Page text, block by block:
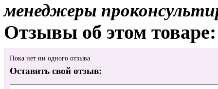
менеджеры
Отзывы об этом товаре:
Пока нет ни одного отзыва
Оставить свой отзыв: